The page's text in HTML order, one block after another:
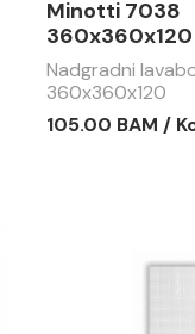
Minotti 7038
360x360x120
Nadgradni
360x360x120
105.00 BAM /